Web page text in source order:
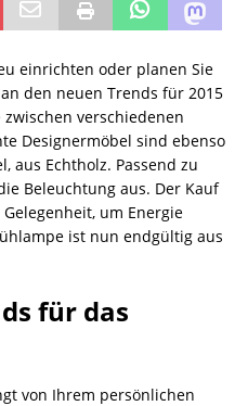
einrichten oder planen Sie
den neuen Trends für 2015
verschiedenen
Designermöbel sind ebenso
aus Echtholz. Passend zu
Beleuchtung aus. Der Kauf
um Energie
ist nun endgültig aus
für das
von Ihrem persönlichen